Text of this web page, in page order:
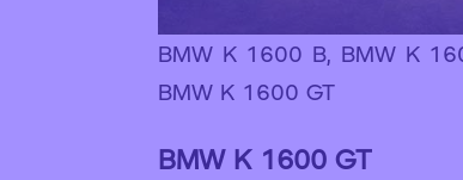
BMW K 1600 B, BMW K
BMW K 1600 GT
BMW K 1600 GT